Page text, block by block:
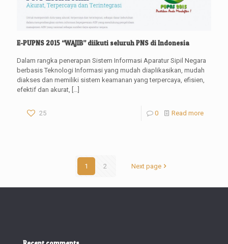
E-PUPNS 2015 “WAJIB” diikuti seluruh PNS di Indonesia
Dalam rangka penerapan Sistem Informasi Aparatur Sipil Negara
berbasis Teknologi Informasi yang mudah diaplikasikan, mudah
diakses dan memiliki sistem keamanan yang terpercaya, efisien,
efektif dan akurat, […]
25 0 Read more
1 2 Next page